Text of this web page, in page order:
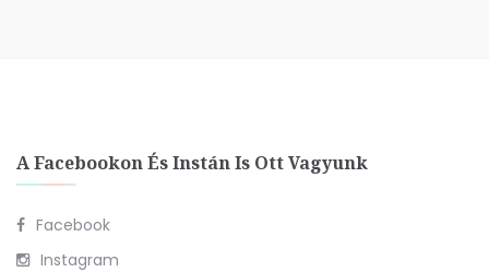
A Facebookon És Instán Is Ott Vagyunk
Facebook
Instagram